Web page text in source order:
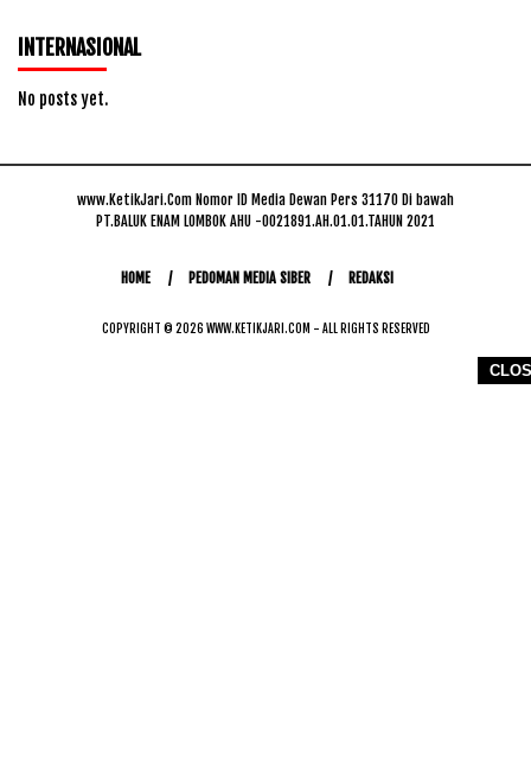
INTERNASIONAL
No posts yet.
www.KetikJari.Com Nomor ID Media Dewan Pers 31170 Di bawah
PT.BALUK ENAM LOMBOK AHU -0021891.AH.01.01.TAHUN 2021
HOME PEDOMAN MEDIA SIBER REDAKSI
COPYRIGHT © 2026 WWW.KETIKJARI.COM - ALL RIGHTS RESERVED